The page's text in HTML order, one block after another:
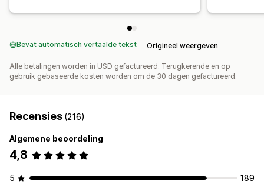
Bevat automatisch vertaalde tekst Origineel weergeven
Alle betalingen worden in USD gefactureerd. Terugkerende en op
gebruik gebaseerde kosten worden om de 30 dagen gefactureerd.
Recensies (216)
Algemene beoordeling
4,8
5
189